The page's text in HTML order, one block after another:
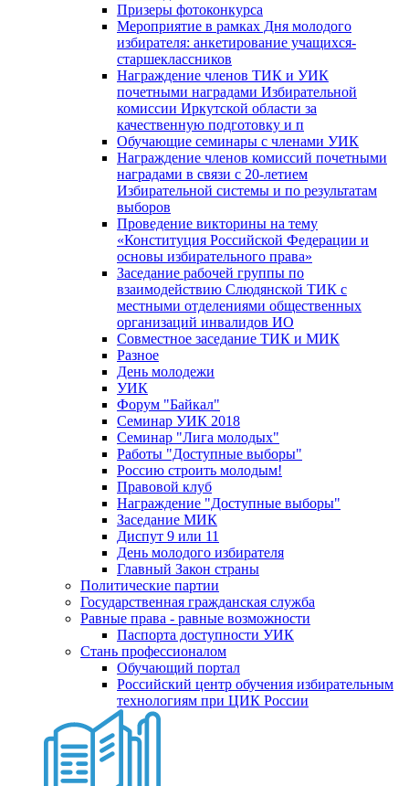
Призеры фотоконкурса
Мероприятие в рамках Дня молодого
избирателя: анкетирование учащихся-
старшеклассников
Награждение членов ТИК и УИК
почетными наградами Избирательной
комиссии Иркутской области за
качественную подготовку и п
Обучающие семинары с членами УИК
Награждение членов комиссий почетными
наградами в связи с 20-летием
Избирательной системы и по результатам
выборов
Проведение викторины на тему
«Конституция Российской Федерации и
основы избирательного права»
Заседание рабочей группы по
взаимодействию Слюдянской ТИК с
местными отделениями общественных
организаций инвалидов ИО
Совместное заседание ТИК и МИК
Разное
День молодежи
УИК
Форум "Байкал"
Семинар УИК 2018
Семинар "Лига молодых"
Работы "Доступные выборы"
Россию строить молодым!
Правовой клуб
Награждение "Доступные выборы"
Заседание МИК
Диспут 9 или 11
День молодого избирателя
Главный Закон страны
Политические партии
Государственная гражданская служба
Равные права - равные возможности
Паспорта доступности УИК
Стань профессионалом
Обучающий портал
Российский центр обучения избирательным
технологиям при ЦИК России